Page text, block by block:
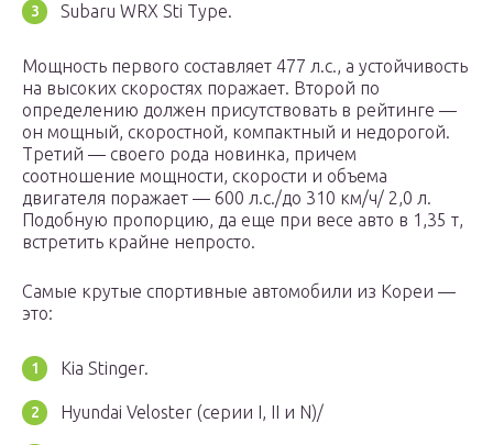
Subaru WRX Sti Type.
Мощность первого составляет 477 л.с., а устойчивость
на высоких скоростях поражает. Второй по
определению должен присутствовать в рейтинге —
он мощный, скоростной, компактный и недорогой.
Третий — своего рода новинка, причем
соотношение мощности, скорости и объема
двигателя поражает — 600 л.с./до 310 км/ч/ 2,0 л.
Подобную пропорцию, да еще при весе авто в 1,35 т,
встретить крайне непросто.
Самые крутые спортивные автомобили из Кореи —
это:
Kia Stinger.
Hyundai Veloster (серии I, II и N)/